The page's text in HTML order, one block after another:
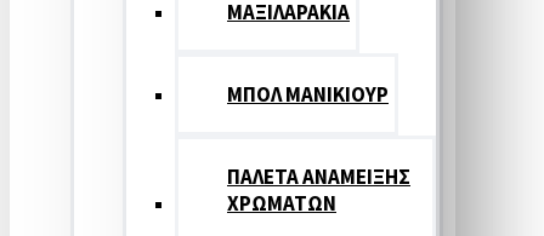
ΜΑΞΙΛΑΡΑΚΙΑ
ΜΠΟΛ ΜΑΝΙΚΙΟΥΡ
ΠΑΛΕΤΑ ΑΝΑΜΕΙΞΗΣ
ΧΡΩΜΑΤΩΝ